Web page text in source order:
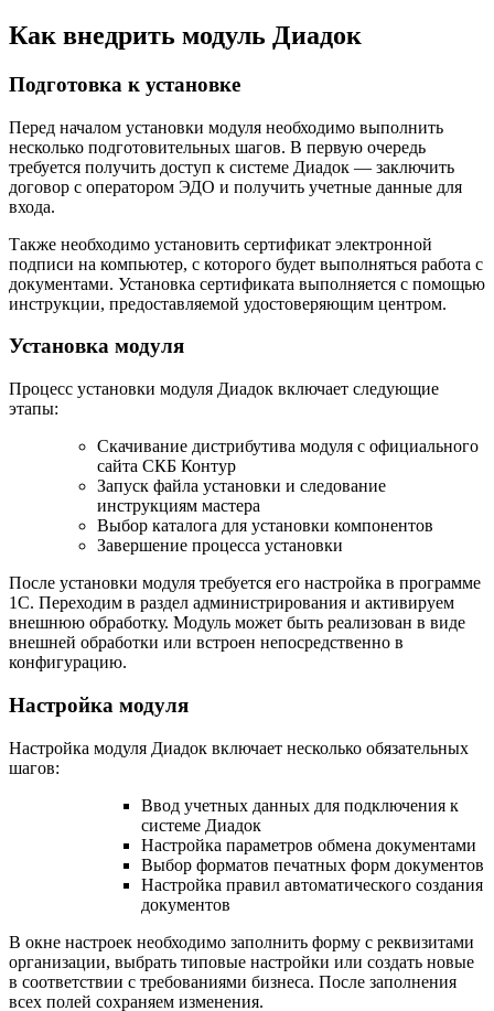
Как внедрить модуль Диадок
Подготовка к установке
Перед началом установки модуля необходимо выполнить
несколько подготовительных шагов. В первую очередь
требуется получить доступ к системе Диадок — заключить
договор с оператором ЭДО и получить учетные данные для
входа.
Также необходимо установить сертификат электронной
подписи на компьютер, с которого будет выполняться работа с
документами. Установка сертификата выполняется с помощью
инструкции, предоставляемой удостоверяющим центром.
Установка модуля
Процесс установки модуля Диадок включает следующие
этапы:
Скачивание дистрибутива модуля с официального
сайта СКБ Контур
Запуск файла установки и следование
инструкциям мастера
Выбор каталога для установки компонентов
Завершение процесса установки
После установки модуля требуется его настройка в программе
1С. Переходим в раздел администрирования и активируем
внешнюю обработку. Модуль может быть реализован в виде
внешней обработки или встроен непосредственно в
конфигурацию.
Настройка модуля
Настройка модуля Диадок включает несколько обязательных
шагов:
Ввод учетных данных для подключения к
системе Диадок
Настройка параметров обмена документами
Выбор форматов печатных форм документов
Настройка правил автоматического создания
документов
В окне настроек необходимо заполнить форму с реквизитами
организации, выбрать типовые настройки или создать новые
в соответствии с требованиями бизнеса. После заполнения
всех полей сохраняем изменения.